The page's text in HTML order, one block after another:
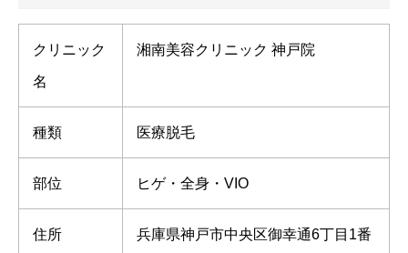
クリニック
名
湘南美容クリニック 神戸院
種類 医療脱毛
部位 ヒゲ・全身・VIO
住所 兵庫県神戸市中央区御幸通6丁目1番